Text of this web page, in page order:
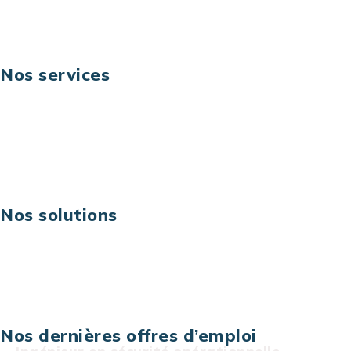
Nos services
Nos solutions
Nos dernières offres d’emploi